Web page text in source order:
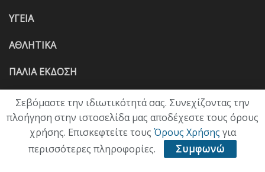
ΥΓΕΙΑ
ΑΘΛΗΤΙΚΑ
ΠΑΛΙΑ ΕΚΔΟΣΗ
Σεβόμαστε την ιδιωτικότητά σας. Συνεχίζοντας την
πλοήγηση στην ιστοσελίδα μας αποδέχεστε τους όρους
χρήσης. Επισκεφτείτε τους Όρους Χρήσης για
περισσότερες πληροφορίες.
Συμφωνώ